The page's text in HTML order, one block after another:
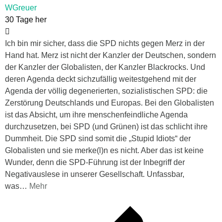
WGreuer
30 Tage her
Ich bin mir sicher, dass die SPD nichts gegen Merz in der
Hand hat. Merz ist nicht der Kanzler der Deutschen, sondern
der Kanzler der Globalisten, der Kanzler Blackrocks. Und
deren Agenda deckt sichzufällig weitestgehend mit der
Agenda der völlig degenerierten, sozialistischen SPD: die
Zerstörung Deutschlands und Europas. Bei den Globalisten
ist das Absicht, um ihre menschenfeindliche Agenda
durchzusetzen, bei SPD (und Grünen) ist das schlicht ihre
Dummheit. Die SPD sind somit die „Stupid Idiots“ der
Globalisten und sie merke(l)n es nicht. Aber das ist keine
Wunder, denn die SPD-Führung ist der Inbegriff der
Negativauslese in unserer Gesellschaft. Unfassbar,
was… Mehr